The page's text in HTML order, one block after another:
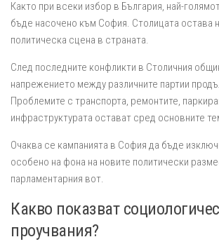
Както при всеки избор в България, най-
бъде насочено към София. Столицата остава
политическа сцена в страната.
След последните конфликти в Столичния
напрежението между различните партии
Проблемите с транспорта, ремонтите,
инфраструктурата остават сред основните
Очаква се кампанията в София да бъде
особено на фона на новите политически
парламентарния вот.
Какво показват
проучвания?